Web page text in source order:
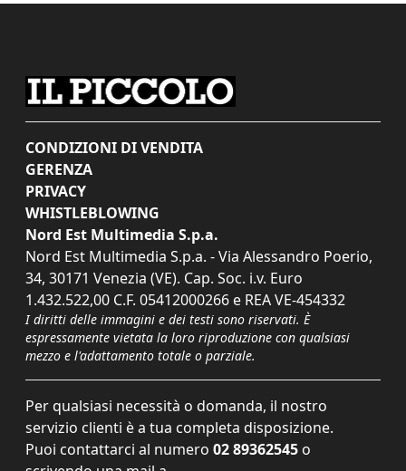
CONDIZIONI DI VENDITA
GERENZA
PRIVACY
WHISTLEBLOWING
Nord Est Multimedia S.p.a.
Nord Est Multimedia S.p.a. - Via Alessandro Poerio,
34, 30171 Venezia (VE). Cap. Soc. i.v. Euro
1.432.522,00 C.F. 05412000266 e REA VE-454332
I diritti delle immagini e dei testi sono riservati. È
espressamente vietata la loro riproduzione con qualsiasi
mezzo e l'adattamento totale o parziale.
Per qualsiasi necessità o domanda, il nostro
servizio clienti è a tua completa disposizione.
Puoi contattarci al numero 02 89362545 o